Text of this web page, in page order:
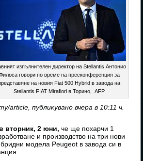
изпълнителен директор на Stellantis Антонио
говори по време на пресконференция за
на новия Fiat 500 Hybrid в завода на
Stellantis FIAT Mirafiori в Торино, AFP
article, публикувано вчера в 10:11 ч.
вторник, 2 юни, че ще похарчи 1
и производство на три нови
модела Peugeot в завода си в